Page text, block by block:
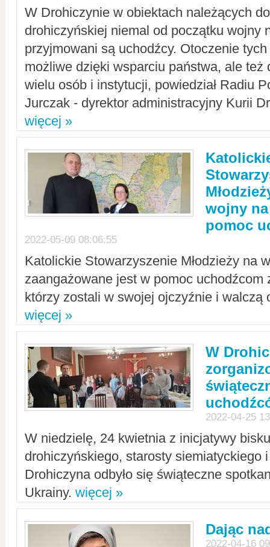
W Drohiczynie w obiektach należących
drohiczyńskiej niemal od początku wojny
przyjmowani są uchodźcy. Otoczenie
możliwe dzięki wsparciu państwa, ale też
wielu osób i instytucji, powiedział Radiu
Jurczak - dyrektor administracyjny Kurii
więcej »
wojny
pomoc
2022-05-09 08:06:55
Katolickie Stowarzyszenie Młodzieży na
zaangażowane jest w pomoc uchodźcom
którzy zostali w swojej ojczyźnie i walczą
więcej »
W
2022-04-25
W niedzielę, 24 kwietnia z inicjatywy
drohiczyńskiego, starosty siemiatyckiego
Drohiczyna odbyło się świąteczne
Ukrainy. więcej »
Dając
2022-04-16